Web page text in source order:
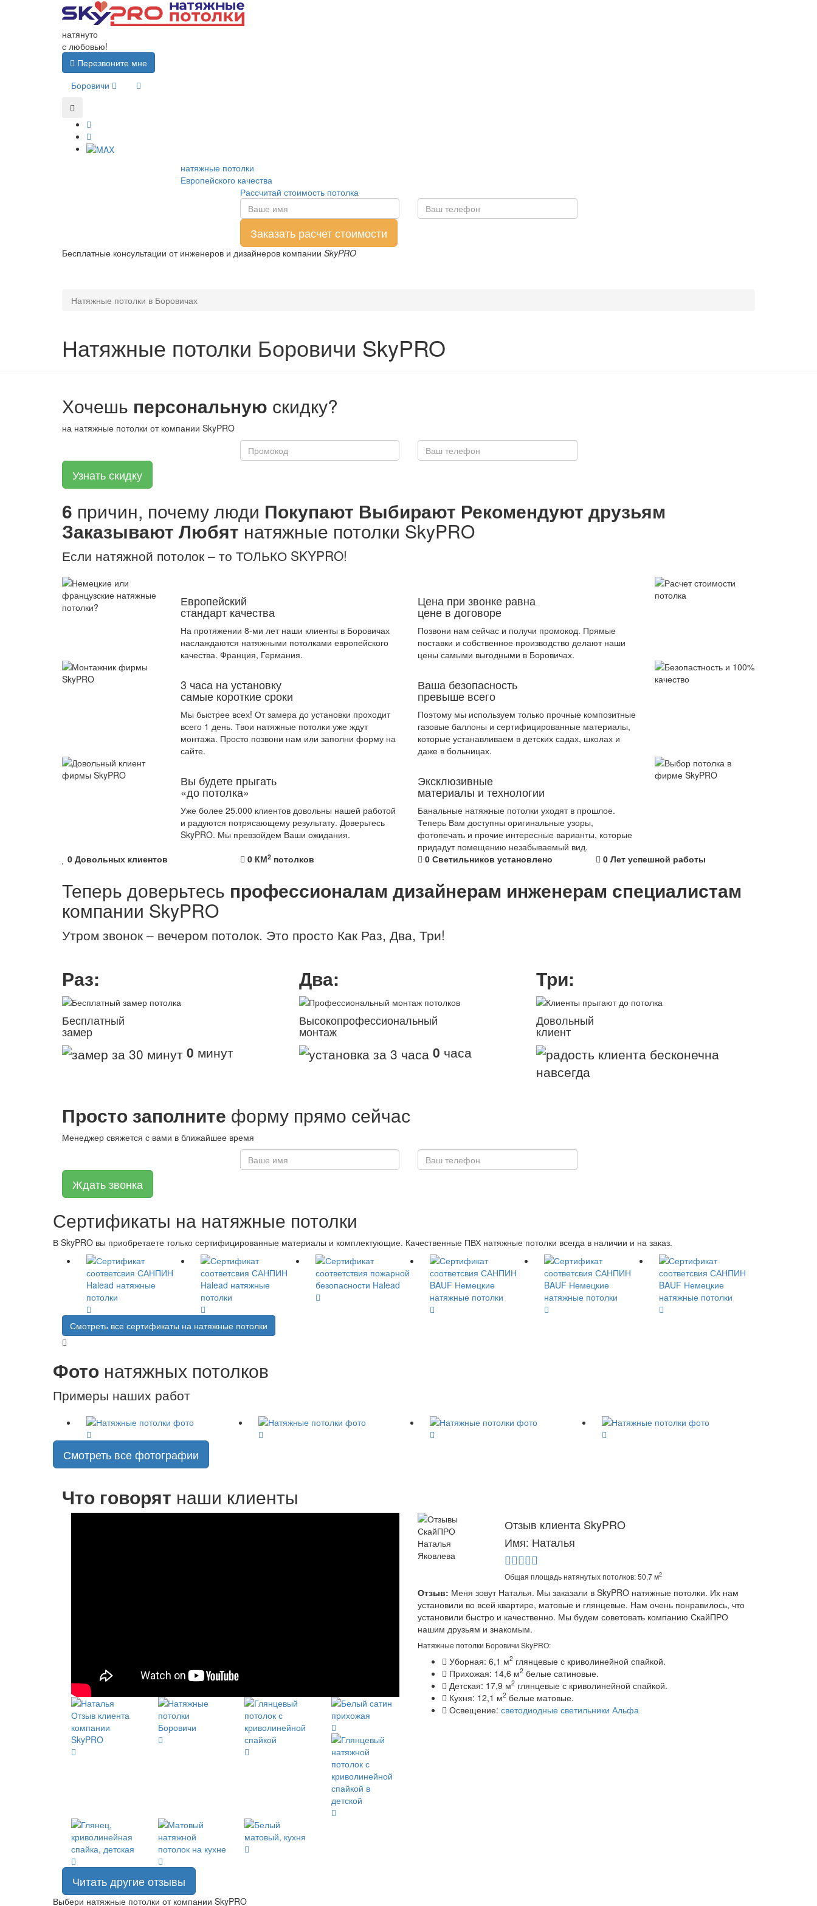
натянуто
с любовью!
Перезвоните мне
Боровичи
натяжные потолки
Европейского качества
Рассчитай стоимость потолка
Бесплатные консультации от инженеров и дизайнеров компании SkyPRO
Натяжные потолки в Боровичах
Натяжные потолки Боровичи SkyPRO
Хочешь персональную скидку?
на натяжные потолки от компании SkyPRO
6 причин, почему люди Покупают Выбирают Рекомендуют друзьям
Заказывают Любят натяжные потолки SkyPRO
Если натяжной потолок – то ТОЛЬКО SKYPRO!
Европейский
стандарт качества
На протяжении 8-ми лет наши клиенты в Боровичах
наслаждаются натяжными потолками европейского
качества. Франция, Германия.
Цена при звонке равна
цене в договоре
Позвони нам сейчас и получи промокод. Прямые
поставки и собственное производство делают наши
цены самыми выгодными в Боровичах.
3 часа на установку
самые короткие сроки
Мы быстрее всех! От замера до установки проходит
всего 1 день. Твои натяжные потолки уже ждут
монтажа. Просто позвони нам или заполни форму на
сайте.
Ваша безопасность
превыше всего
Поэтому мы используем только прочные композитные
газовые баллоны и сертифицированные материалы,
которые устанавливаем в детских садах, школах и
даже в больницах.
Вы будете прыгать
«до потолка»
Уже более 25.000 клиентов довольны нашей работой
и радуются потрясающему результату. Доверьтесь
SkyPRO. Мы превзойдем Ваши ожидания.
Эксклюзивные
материалы и технологии
Банальные натяжные потолки уходят в прошлое.
Теперь Вам доступны оригинальные узоры,
фотопечать и прочие интересные варианты, которые
придадут помещению незабываемый вид.
0 Довольных клиентов 0 КМ2потолков 0 Светильников установлено 0 Лет успешной работы
Теперь доверьтесь профессионалам дизайнерам инженерам специалистам
компании SkyPRO
Утром звонок – вечером потолок. Это просто Как Раз, Два, Три!
Раз:
Бесплатный
замер
0 минут
Два:
Высокопрофессиональный
монтаж
0 часа
Три:
Довольный
клиент
навсегда
Просто заполните форму прямо сейчас
Менеджер свяжется с вами в ближайшее время
Сертификаты на натяжные потолки
В SkyPRO вы приобретаете только сертифицированные материалы и комплектующие. Качественные ПВХ натяжные потолки всегда в наличии и на заказ.
Смотреть все сертификаты на натяжные потолки
Фото натяжных потолков
Примеры наших работ
Смотреть все фотографии
Что говорят наши клиенты
Отзыв клиента SkyPRO
Имя: Наталья
Общая площадь натянутых потолков: 50,7 м2
Отзыв: Меня зовут Наталья. Мы заказали в SkyPRO натяжные потолки. Их нам
установили во всей квартире, матовые и глянцевые. Нам очень понравилось, что
установили быстро и качественно. Мы будем советовать компанию СкайПРО
нашим друзьям и знакомым.
Натяжные потолки Боровичи SkyPRO:
Уборная: 6,1 м2 глянцевые с криволинейной спайкой.
Прихожая: 14,6 м2 белые сатиновые.
Детская: 17,9 м2 глянцевые с криволинейной спайкой.
Кухня: 12,1 м2 белые матовые.
Освещение: светодиодные светильники Альфа
Читать другие отзывы
Выбери натяжные потолки от компании SkyPRO